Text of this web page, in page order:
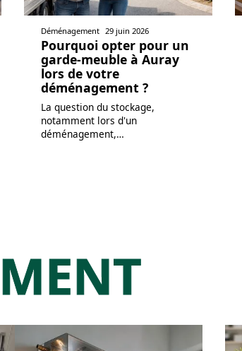
Déménagement 29 juin 2026
Pourquoi opter pour un
garde-meuble à Auray
lors de votre
déménagement ?
La question du stockage,
notamment lors d'un
déménagement,…